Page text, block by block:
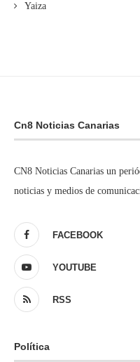
Yaiza
Cn8 Noticias Canarias
CN8 Noticias Canarias un
noticias y medios de
FACEBOOK
YOUTUBE
RSS
Política